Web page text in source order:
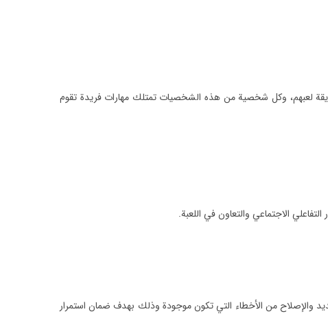
لعبهم، وكل شخصية من هذه الشخصيات تمتلك مهارات فريدة تقوم
الاجتماعي والتعاون في اللعبة.
والإصلاح من الأخطاء التي تكون موجودة وذلك بهدف ضمان استمرار